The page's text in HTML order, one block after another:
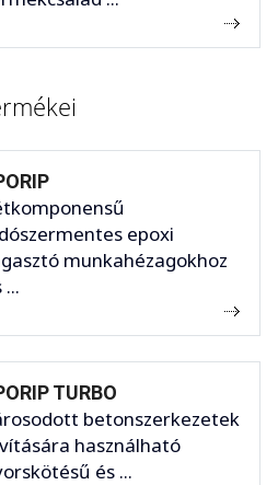
epoxi
munkahézagokhoz
...
TURBO
betonszerkezetek
használható
és ...